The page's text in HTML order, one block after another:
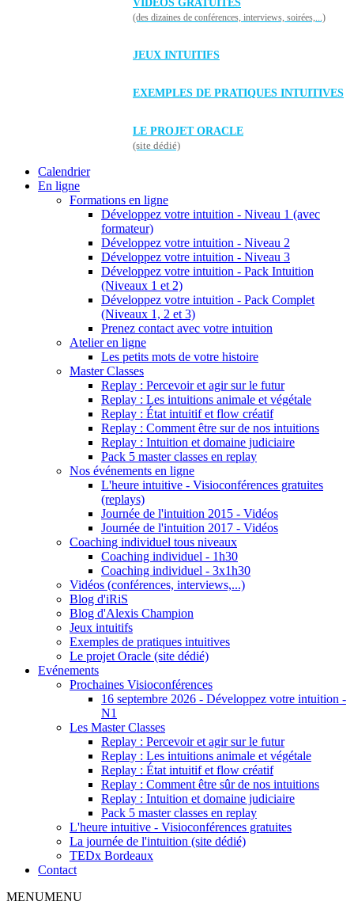
VIDÉOS GRATUITES
(des dizaines de conférences, interviews, soirées,...)
JEUX INTUITIFS
EXEMPLES DE PRATIQUES INTUITIVES
LE PROJET ORACLE
(site dédié)
Calendrier
En ligne
Formations en ligne
Développez votre intuition - Niveau 1 (avec
formateur)
Développez votre intuition - Niveau 2
Développez votre intuition - Niveau 3
Développez votre intuition - Pack Intuition
(Niveaux 1 et 2)
Développez votre intuition - Pack Complet
(Niveaux 1, 2 et 3)
Prenez contact avec votre intuition
Atelier en ligne
Les petits mots de votre histoire
Master Classes
Replay : Percevoir et agir sur le futur
Replay : Les intuitions animale et végétale
Replay : État intuitif et flow créatif
Replay : Comment être sur de nos intuitions
Replay : Intuition et domaine judiciaire
Pack 5 master classes en replay
Nos événements en ligne
L'heure intuitive - Visioconférences gratuites
(replays)
Journée de l'intuition 2015 - Vidéos
Journée de l'intuition 2017 - Vidéos
Coaching individuel tous niveaux
Coaching individuel - 1h30
Coaching individuel - 3x1h30
Vidéos (conférences, interviews,...)
Blog d'iRiS
Blog d'Alexis Champion
Jeux intuitifs
Exemples de pratiques intuitives
Le projet Oracle (site dédié)
Evénements
Prochaines Visioconférences
16 septembre 2026 - Développez votre intuition -
N1
Les Master Classes
Replay : Percevoir et agir sur le futur
Replay : Les intuitions animale et végétale
Replay : État intuitif et flow créatif
Replay : Comment être sûr de nos intuitions
Replay : Intuition et domaine judiciaire
Pack 5 master classes en replay
L'heure intuitive - Visioconférences gratuites
La journée de l'intuition (site dédié)
TEDx Bordeaux
Contact
MENUMENU